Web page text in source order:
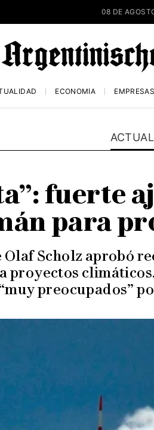
08 DE
ECONOMÍA EMPRESAS
fuerte
para
Olaf Scholz aprobó
proyectos
preocupados”